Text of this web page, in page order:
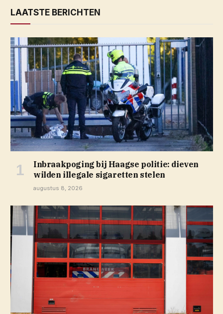
LAATSTE BERICHTEN
Inbraakpoging bij Haagse politie: dieven
wilden illegale sigaretten stelen
augustus 8, 2026